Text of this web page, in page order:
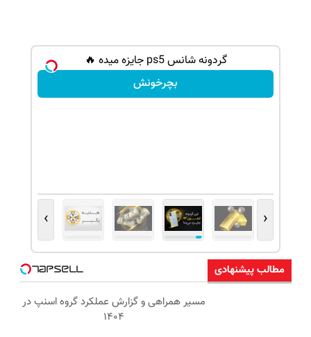
گردونه شانس ps5 جایزه میده 🔥
بچرخونش
‹
›
مطالب پیشنهادی
مسیر همراهی و گزارش عملکرد گروه اسنپ در
۱۴۰۴